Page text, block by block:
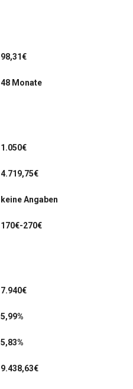
98,31€
48 Monate
1.050€
4.719,75€
keine Angaben
170€-270€
7.940€
5,99%
5,83%
9.438,63€